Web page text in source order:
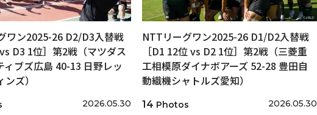
ワン2025-26 D2/D3入替戦
D3 1位］第2戦（マツダス
ィブズ広島 40-13 日野レッ
ズ）
2026.05.30
NTTリーグワン2025-26 D1/D2入替戦
［D1 12位 vs D2 1位］第2戦（三菱重
工相模原ダイナボアーズ 52-28 豊田自
動織機シャトルズ愛知）
14 Photos 2026.05.30